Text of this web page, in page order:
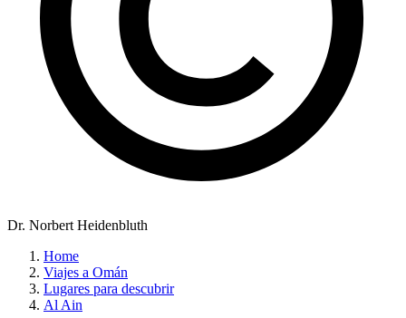
Dr. Norbert Heidenbluth
Home
Viajes a Omán
Lugares para descubrir
Al Ain